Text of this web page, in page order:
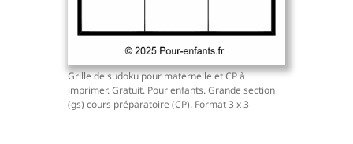
Grille de sudoku pour maternelle et CP à
imprimer. Gratuit. Pour enfants. Grande section
(gs) cours préparatoire (CP). Format 3 x 3